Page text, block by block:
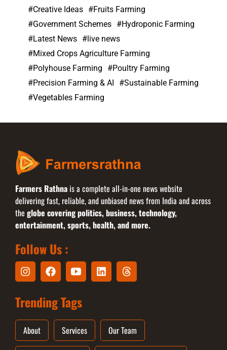
Creative Ideas
Fruits Farming
Government Schemes
Hydroponic Farming
Latest News
live news
Mixed Crops Agriculture Farming
Polyhouse Farming
Poultry Farming
Precision Farming & AI
Sustainable Farming
Vegetables Farming
Farmers Rathna is a complete all-in-one news website
delivering fast, reliable, and unbiased news from India and across
the globe covering politics, business, technology,
entertainment, sports, health, and more.
Follow Us :
Trending Tags
About Services Our Team